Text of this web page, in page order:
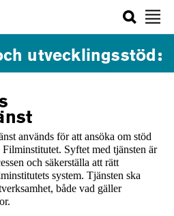
Sök
utvecklingsstöd
används för att ansöka om stöd
Filminstitutet. Syftet med tjänsten är
och säkerställa att rätt
system. Tjänsten ska
både vad gäller